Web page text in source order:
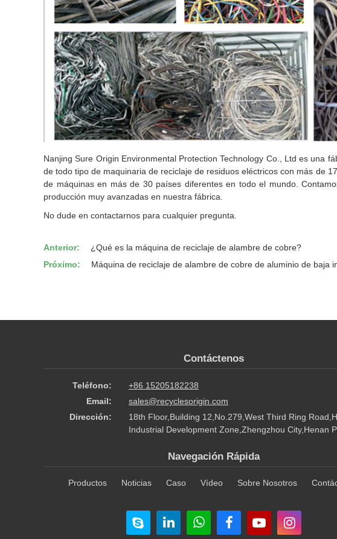
Nanjing Sure Origin Environmental Protection Technology Co., Ltd es una
de todo tipo de maquinaria de reciclaje de residuos eléctricos con más de
de máquinas en más de 30 países diferentes en todo el mundo.
producción muy avanzadas en nuestra fábrica.
No dude en contactarnos para cualquier pregunta.
Anterior:
¿Qué es la máquina de reciclaje de alambre de cobre?
Próximo:
Máquina de reciclaje de alambre de cobre de aluminio de baja
Contáctenos
Teléfono:
+86 15205182238
Email:
sales@recyclesorigin.com
Dirección:
18th Floor,Building 12,No.279,West Third Ring
Industrial Development Zone,Zhengzhou City,Henan
Navegación Rápida
Productos Noticias Caso Vídeo Sobre Nosotros